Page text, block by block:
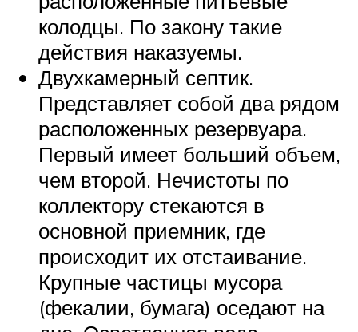
колодцы. По закону такие
действия наказуемы.
Двухкамерный септик.
Представляет собой два рядом
расположенных резервуара.
Первый имеет больший объем,
чем второй. Нечистоты по
коллектору стекаются в
основной приемник, где
происходит их отстаивание.
Крупные частицы мусора
(фекалии, бумага) оседают на